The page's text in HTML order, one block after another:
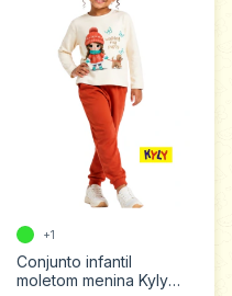
Conjunto infantil
moletom menina Kyly
+1